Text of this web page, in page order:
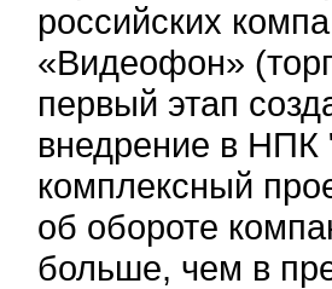
российских
«Видеофон»
первый этап
внедрение в
комплексный
об обороте
больше, чем в